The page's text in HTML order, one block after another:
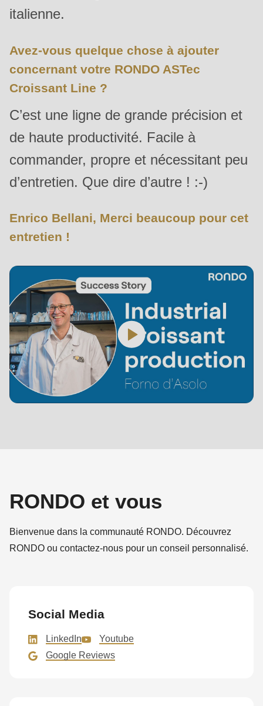
italienne.
Avez-vous quelque chose à ajouter
concernant votre RONDO ASTec
Croissant Line ?
C’est une ligne de grande précision et
de haute productivité. Facile à
commander, propre et nécessitant peu
d’entretien. Que dire d’autre ! :-)
Enrico Bellani, Merci beaucoup pour cet
entretien !
RONDO et vous
Bienvenue dans la communauté RONDO. Découvrez
RONDO ou contactez-nous pour un conseil personnalisé.
Social Media
LinkedIn
Youtube
Google Reviews